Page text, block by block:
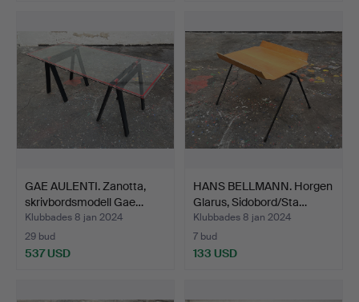
GAE AULENTI. Zanotta,
skrivbordsmodell Gae…
Klubbades 8 jan 2024
29 bud
537 USD
HANS BELLMANN. Horgen
Glarus, Sidobord/Sta…
Klubbades 8 jan 2024
7 bud
133 USD